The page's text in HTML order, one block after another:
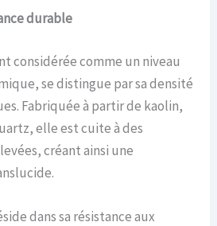
durable
considérée comme un niveau
se distingue par sa densité
Fabriquée à partir de kaolin,
elle est cuite à des
créant ainsi une
dans sa résistance aux